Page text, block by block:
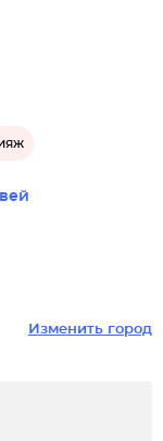
Изменить город